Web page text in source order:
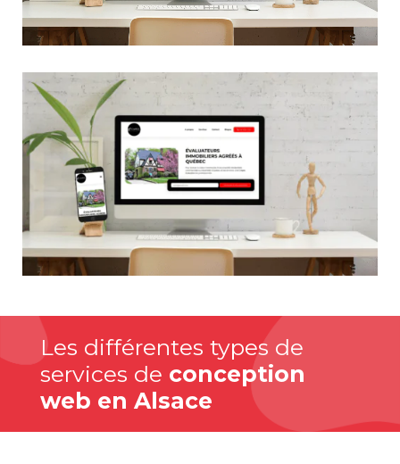
Les différentes types de
services de conception
web en Alsace